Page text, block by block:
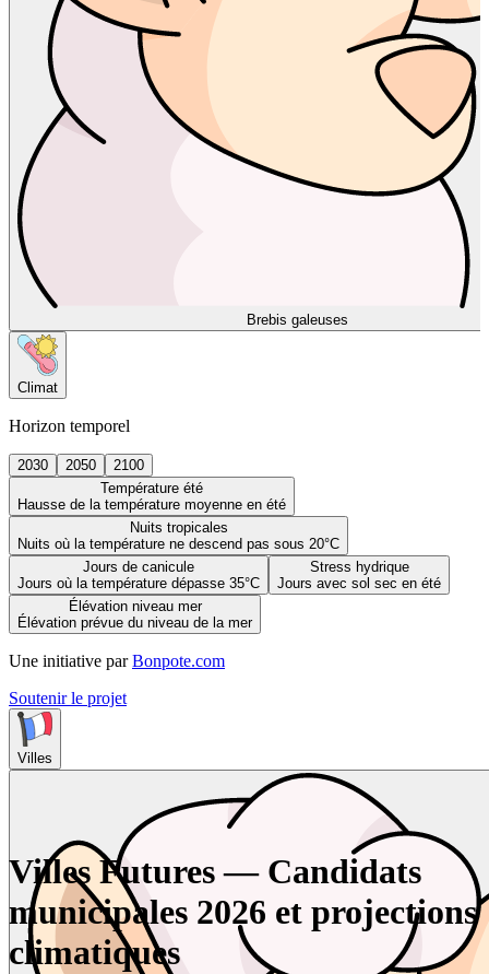
Brebis galeuses
Climat
Horizon temporel
2030 2050
2100
Température été
Hausse de la température moyenne en été
Nuits tropicales
Nuits où la température ne descend pas sous 20°C
Jours de canicule
Jours où la température dépasse 35°C
Stress hydrique
Jours avec sol sec en été
Élévation niveau mer
Élévation prévue du niveau de la mer
Une initiative par Bonpote.com
Soutenir le projet
Villes
Villes Futures — Candidats
municipales 2026 et projections
climatiques